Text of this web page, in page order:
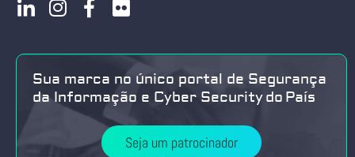
Sua marca no único portal de Segurança
da Informação e Cyber Security do País
Seja um patrocinador